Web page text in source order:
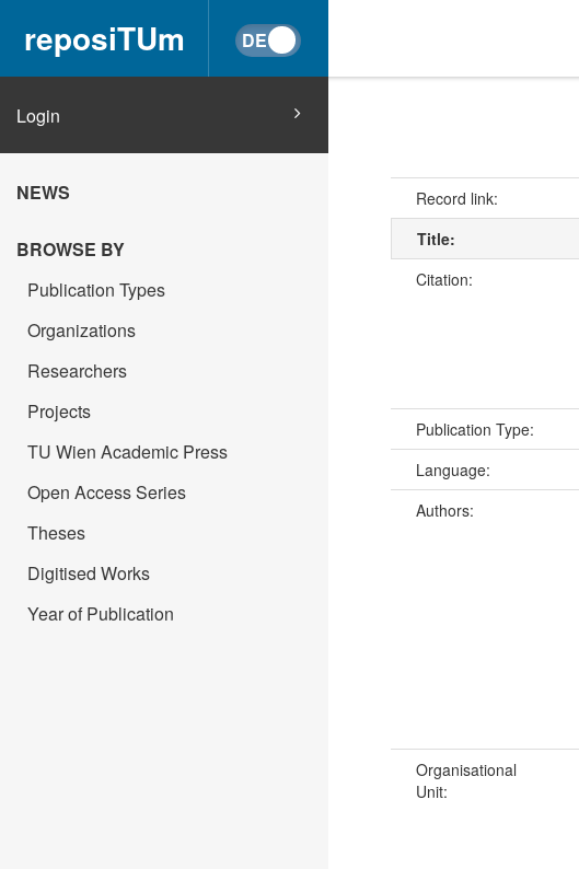
reposiTUm
Login
NEWS
BROWSE BY
Publication Types
Organizations
Researchers
Projects
TU Wien Academic Press
Open Access Series
Theses
Digitised Works
Year of Publication
Record link:
Title:
Citation:
Publication Type:
Language:
Authors:
Organisational
Unit: